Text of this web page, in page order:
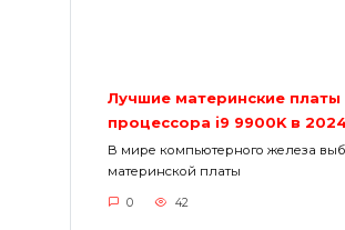
Лучшие материнские платы
процессора i9 9900K в
В мире компьютерного железа
материнской платы
0 42